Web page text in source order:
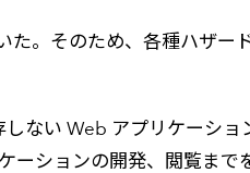
た。そのため、各種ハザー
ない Web アプリケーショ
ーションの開発、閲覧まで